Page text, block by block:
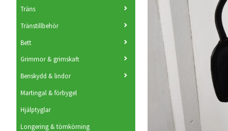
Träns
Tränstillbehör
Bett
Grimmor & grimskaft
Benskydd & lindor
Martingal & förbygel
Hjälptyglar
Longering & tömkörning